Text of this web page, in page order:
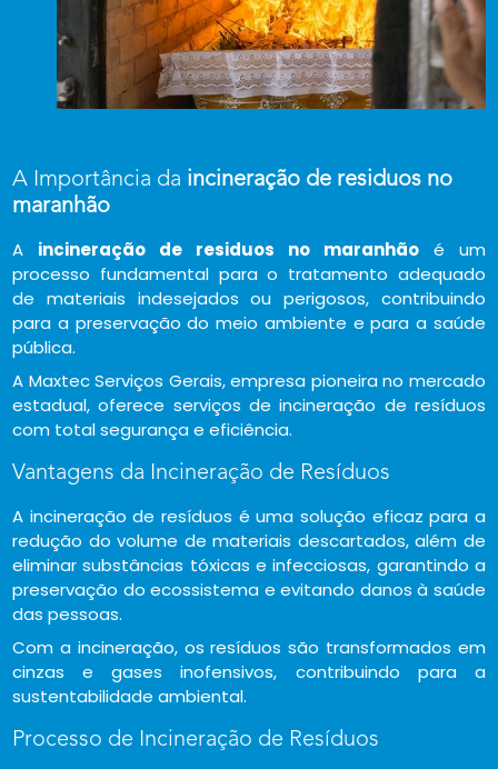
A Importância da incineração de residuos no
maranhão
A incineração de residuos no maranhãoé um
processo fundamental para o tratamento adequado
de materiais indesejados ou perigosos, contribuindo
para a preservação do meio ambiente e para a saúde
pública.
A Maxtec Serviços Gerais, empresa pioneira no mercado
estadual, oferece serviços de incineração de resíduos
com total segurança e eficiência.
Vantagens da Incineração de Resíduos
A incineração de resíduos é uma solução eficaz para a
redução do volume de materiais descartados, além de
eliminar substâncias tóxicas e infecciosas, garantindo a
preservação do ecossistema e evitando danos à saúde
das pessoas.
Com a incineração, os resíduos são transformados em
cinzas e gases inofensivos, contribuindo para a
sustentabilidade ambiental.
Processo de Incineração de Resíduos